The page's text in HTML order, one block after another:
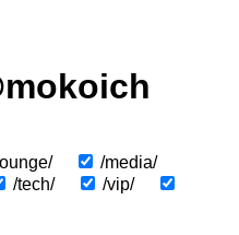
/media/
/tech/
/vip/